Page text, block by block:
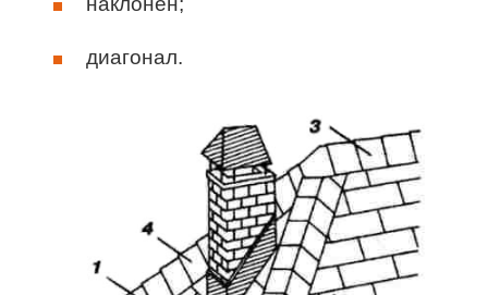
диагонал.